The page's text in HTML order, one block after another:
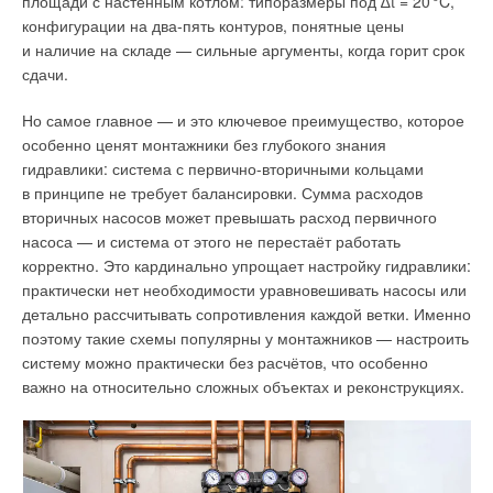
конфигурации на два-пять контуров, понятные цены
и наличие на складе — сильные аргументы, когда горит срок
сдачи.
Но самое главное — и это ключевое преимущество, которое
особенно ценят монтажники без глубокого знания
гидравлики: система с первично-вторичными кольцами
в принципе не требует балансировки. Сумма расходов
вторичных насосов может превышать расход первичного
насоса — и система от этого не перестаёт работать
корректно. Это кардинально упрощает настройку гидравлики:
практически нет необходимости уравновешивать насосы или
детально рассчитывать сопротивления каждой ветки. Именно
поэтому такие схемы популярны у монтажников — настроить
систему можно практически без расчётов, что особенно
важно на относительно сложных объектах и реконструкциях.
1. Детерминированный подход
. Применение хорошо
разработанных формульных моделей позволяет выполнить
прогноз энергопотребления всего здания или его локального
участка. Результаты прогнозирования ограничены точностью
входных параметров, а недостаток входной информации
может привести к существенному снижению точности
моделирования.
2. Метод серого прогнозирования
. Данный метод
относится к нестатистическим методам прогнозирования
и основан на выделении трендов и снижении влияния
случайных факторов.
3. Методы многофакторного регрессионного анализа
Широко распространённый подход множественной линейной
регрессии в MS Excel прост в применении, но имеет
относительно невысокую точность моделирования.
4. Искусственные нейронные сети (ИНС). Демонстрируют
достаточно высокую точность прогнозирования, но требуют